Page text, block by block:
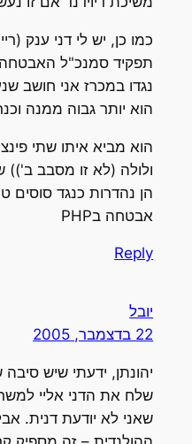
כמו כן, יש לי דני ענק
תפקיד סמנכ"ל
הוא יותר גבוה ממנה
הוא מביא איתו שתי
ולולה (לא זו מסבב
הן נהדרות כנגד סוסים
אבטחה בPHP
Reply
יובל
22 בדצמבר, 2005
יהונתן, ידעתי שיש
שלח את הדני אליי
שאני לא יודעת דנית.